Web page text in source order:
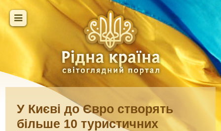
У Києві до Євро створять
більше 10 туристичних